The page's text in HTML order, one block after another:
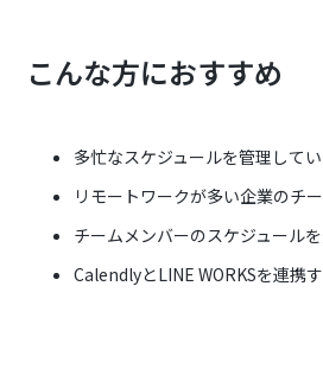
こんな方におすすめ
多忙なスケジュールを管理して
リモートワークが多い企業のチ
チームメンバーのスケジュール
CalendlyとLINE WORKSを連携